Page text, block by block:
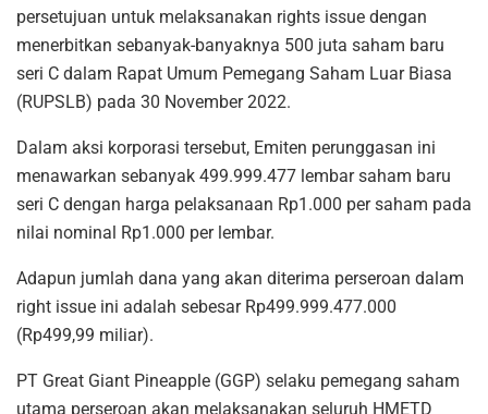
persetujuan untuk melaksanakan rights issue dengan
menerbitkan sebanyak-banyaknya 500 juta saham baru
seri C dalam Rapat Umum Pemegang Saham Luar Biasa
(RUPSLB) pada 30 November 2022.
Dalam aksi korporasi tersebut, Emiten perunggasan ini
menawarkan sebanyak 499.999.477 lembar saham baru
seri C dengan harga pelaksanaan Rp1.000 per saham pada
nilai nominal Rp1.000 per lembar.
Adapun jumlah dana yang akan diterima perseroan dalam
right issue ini adalah sebesar Rp499.999.477.000
(Rp499,99 miliar).
PT Great Giant Pineapple (GGP) selaku pemegang saham
utama perseroan akan melaksanakan seluruh HMETD